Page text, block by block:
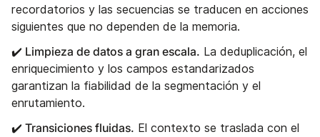
recordatorios y las secuencias se traducen en acciones
siguientes que no dependen de la memoria.
✔️ Limpieza de datos a gran escala. La deduplicación, el
enriquecimiento y los campos estandarizados
garantizan la fiabilidad de la segmentación y el
enrutamiento.
✔️ Transiciones fluidas. El contexto se traslada con el